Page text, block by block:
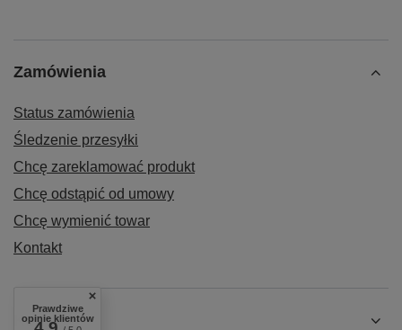
Zamówienia
Status zamówienia
Śledzenie przesyłki
Chcę zareklamować produkt
Chcę odstąpić od umowy
Chcę wymienić towar
Kontakt
Konto
Prawdziwe
opinie klientów